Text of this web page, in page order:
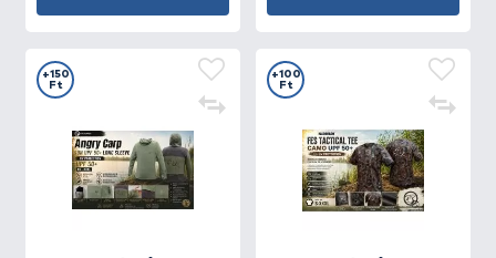
+150
Ft
+100
Ft